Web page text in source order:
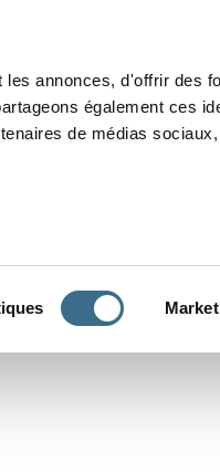
annonces, d'offrir des
également ces
de médias